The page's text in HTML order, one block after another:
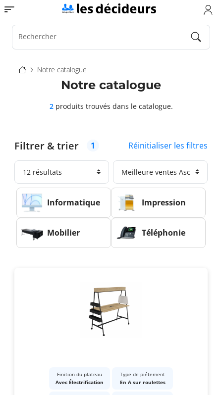
Aller
au
contenu
principal
Toggle navigation
Rechercher
Fil
d'Ariane
Notre catalogue
Filtrer & trier 1 Réinitialiser les filtres
Informatique Impression
Mobilier Téléphonie
Notre catalogue
2produits trouvés dans le catalogue.
Finition du plateau
Avec Électrification
Type de piétement
En A sur roulettes